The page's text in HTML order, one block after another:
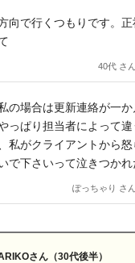
向で行くつもりです。
40代 さん
の場合は更新連絡が一
っぱり担当者によって
私がクライアントから
で下さいって泣きつかれ
ぽっちゃり さん
さん（30代後半）